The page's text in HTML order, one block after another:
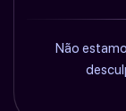
Não